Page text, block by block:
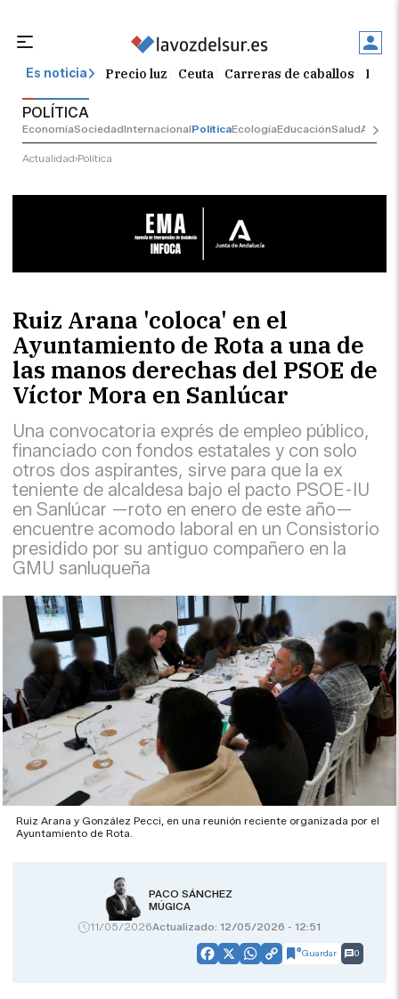
Es noticia Precio luz Ceuta Carreras de caballos El
POLÍTICA
EconomíaSociedadInternacionalPolíticaEcologíaEducaciónSalud
Actualidad Política
Ruiz Arana 'coloca' en el
Ayuntamiento de Rota a una de
las manos derechas del PSOE de
Víctor Mora en Sanlúcar
Una convocatoria exprés de empleo público,
financiado con fondos estatales y con solo
otros dos aspirantes, sirve para que la ex
teniente de alcaldesa bajo el pacto PSOE-IU
en Sanlúcar —roto en enero de este año—
encuentre acomodo laboral en un Consistorio
presidido por su antiguo compañero en la
GMU sanluqueña
Ruiz Arana y González Pecci, en una reunión reciente organizada por el
Ayuntamiento de Rota.
PACO SÁNCHEZ
MÚGICA
11/05/2026Actualizado: 12/05/2026 - 12:51
Facebook
X WhatsApp
CopyGuardar 0